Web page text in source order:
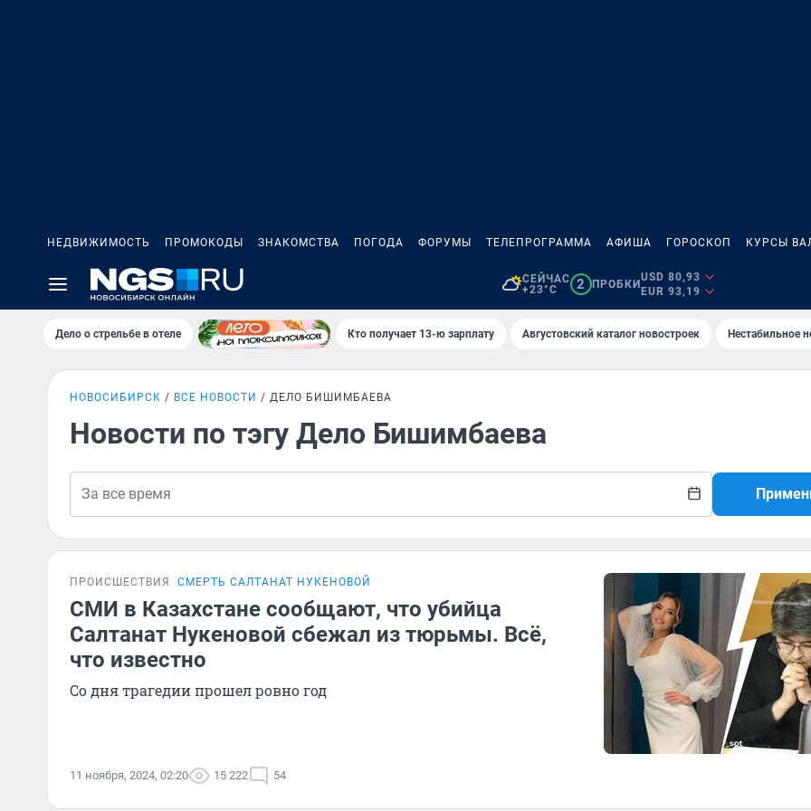
НЕДВИЖИМОСТЬ ПРОМОКОДЫ ЗНАКОМСТВА ПОГОДА ФОРУМЫ ТЕЛЕПРОГРАММА АФИША ГОРОСКОП КУРСЫ
СЕЙЧАС
+23°C
2 ПРОБКИ
USD 80,93
EUR 93,19
Дело о стрельбе в отеле Кто получает 13-ю зарплату Августовский каталог новостроек Нестабильное
НОВОСИБИРСК ВСЕ НОВОСТИ ДЕЛО БИШИМБАЕВА
Новости по тэгу Дело Бишимбаева
ПРОИСШЕСТВИЯ СМЕРТЬ САЛТАНАТ НУКЕНОВОЙ
СМИ в Казахстане сообщают, что убийца
Салтанат Нукеновой сбежал из тюрьмы. Всё,
что известно
Со дня трагедии прошел ровно год
11 ноября, 2024, 02:20 15 222 54